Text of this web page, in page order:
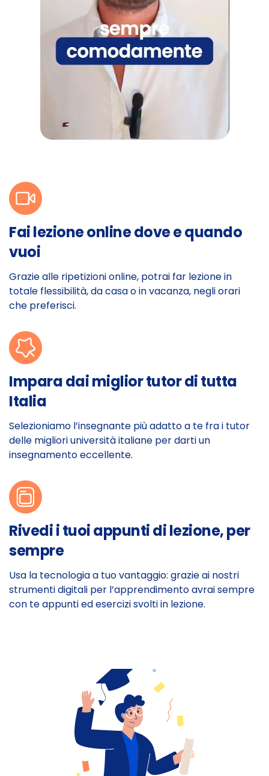
Fai lezione online dove e quando
vuoi
Grazie alle ripetizioni online, potrai far lezione in
totale flessibilità, da casa o in vacanza, negli orari
che preferisci.
Impara dai miglior tutor di tutta
Italia
Selezioniamo l’insegnante più adatto a te fra i tutor
delle migliori università italiane per darti un
insegnamento eccellente.
Rivedi i tuoi appunti di lezione, per
sempre
Usa la tecnologia a tuo vantaggio: grazie ai nostri
strumenti digitali per l’apprendimento avrai sempre
con te appunti ed esercizi svolti in lezione.